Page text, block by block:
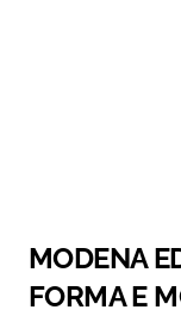
MODENA
FORMA E